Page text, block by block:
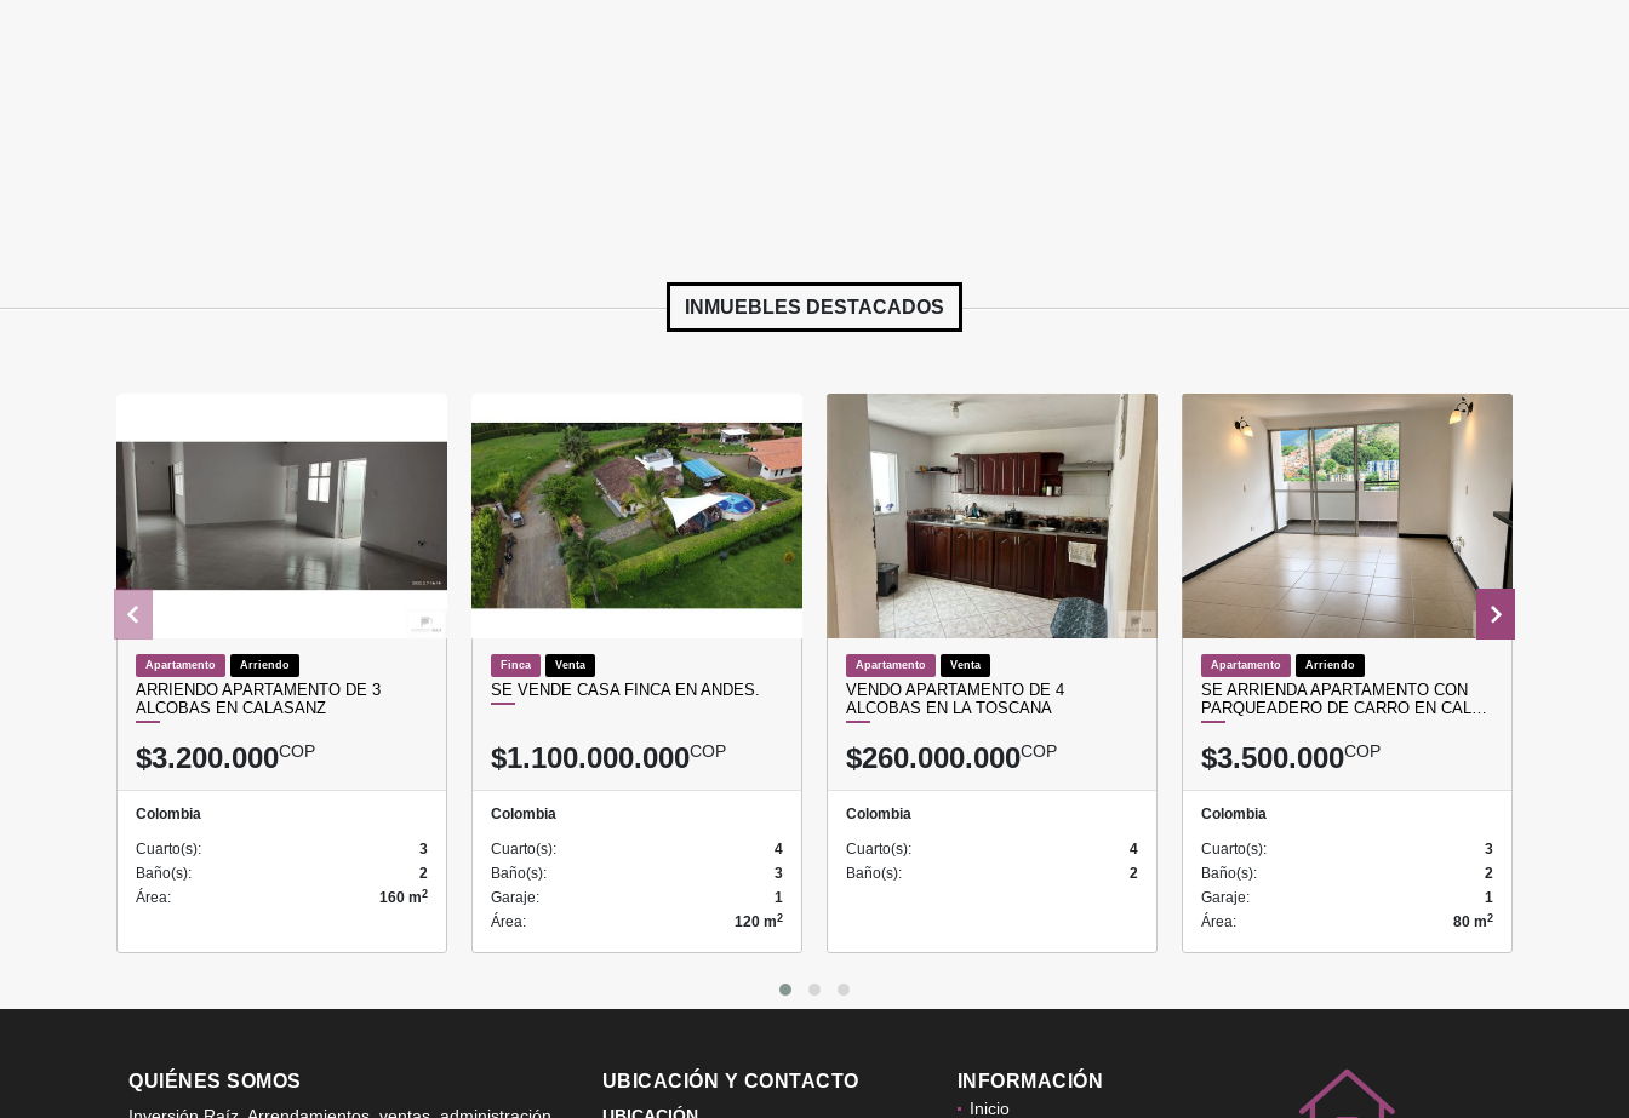
INMUEBLES DESTACADOS
Apartamento Arriendo
ARRIENDO APARTAMENTO DE 3
ALCOBAS EN CALASANZ
$3.200.000COP
Colombia
Cuarto(s):
3
Baño(s):
2
Área:
160 m2
Finca Venta
SE VENDE CASA FINCA EN ANDES.
$1.100.000.000COP
Colombia
Cuarto(s):
4
Baño(s):
3
Garaje:
1
Área:
120 m2
Apartamento Venta
VENDO APARTAMENTO DE 4
ALCOBAS EN LA TOSCANA
$260.000.000COP
Colombia
Cuarto(s):
4
Baño(s):
2
Apartamento Arriendo
SE ARRIENDA APARTAMENTO CON
PARQUEADERO DE CARRO EN CAL…
$3.500.000COP
Colombia
Cuarto(s):
3
Baño(s):
2
Garaje:
1
Área:
80 m2
QUIÉNES SOMOS UBICACIÓN Y CONTACTO INFORMACIÓN
Inicio